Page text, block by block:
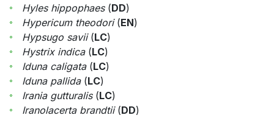
Hyles hippophaes(DD)
Hypericum theodori(EN)
Hypsugo savii(LC)
Hystrix indica(LC)
Iduna caligata(LC)
Iduna pallida(LC)
Irania gutturalis(LC)
Iranolacerta brandtii(DD)